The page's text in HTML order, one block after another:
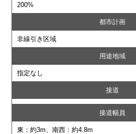
200%
都市計画
非線引き区域
用途地域
指定なし
接道
接道幅員
東：約3m、南西：約4.8m